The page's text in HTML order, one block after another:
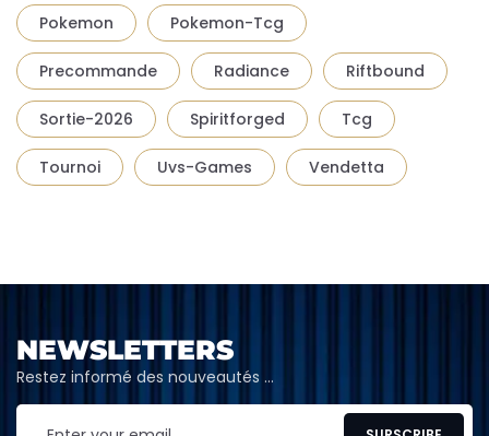
Pokemon Pokemon-Tcg
Precommande Radiance Riftbound
Sortie-2026 Spiritforged Tcg
Tournoi Uvs-Games Vendetta
NEWSLETTERS
Restez informé des nouveautés …